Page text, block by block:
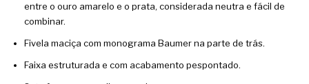
entre o ouro amarelo e o prata, considerada neutra e fácil de
combinar.
Fivela maciça com monograma Baumer na parte de trás.
Faixa estruturada e com acabamento pespontado.